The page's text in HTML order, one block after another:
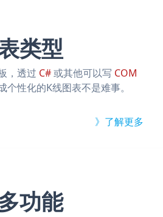
类型
，透过 C#或其他可以写 COM
个性化的K线图表不是难事。
》了解更多
功能